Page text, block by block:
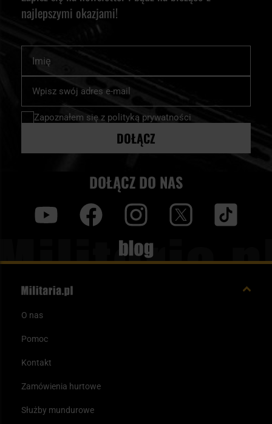
najlepszymi okazjami!
nasz
newsletter:
Zapoznałem się z polityką prywatności
DOŁĄCZ
DOŁĄCZ DO NAS
Blog
O nas
Pomoc
Kontakt
Zamówienia hurtowe
Służby mundurowe